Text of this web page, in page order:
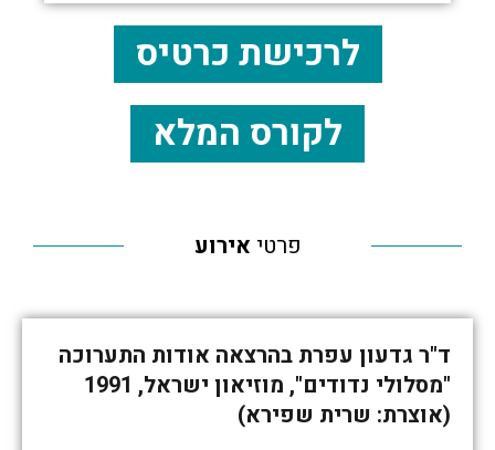
לרכישת כרטיס
לקורס המלא
פרטי אירוע
ד"ר גדעון עפרת בהרצאה אודות התערוכה
"מסלולי נדודים", מוזיאון ישראל, 1991
(אוצרת: שרית שפירא)